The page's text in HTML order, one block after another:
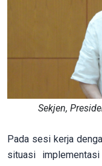
Sekjen,
Pada sesi kerja
situasi